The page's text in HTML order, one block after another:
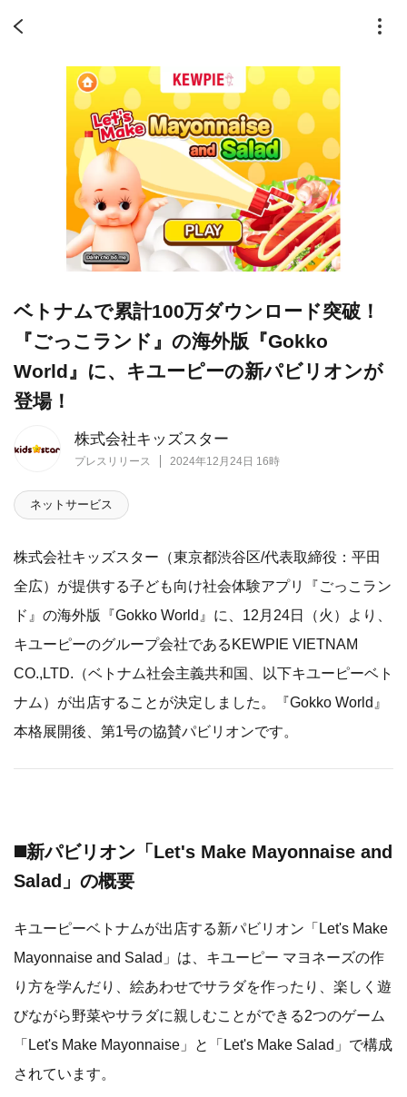
株式会社キッズスター
プレスリリース 2024年12月24日 16時
ベトナムで累計100万ダウンロード突破！
『ごっこランド』の海外版『Gokko
World』に、キユーピーの新パビリオンが
登場！
ネットサービス
株式会社キッズスター（東京都渋谷区/代表取締役：平田
全広）が提供する子ども向け社会体験アプリ『ごっこラン
ド』の海外版『Gokko World』に、12月24日（火）より、
キユーピーのグループ会社であるKEWPIE VIETNAM
CO.,LTD.（ベトナム社会主義共和国、以下キユーピーベト
ナム）が出店することが決定しました。『Gokko World』
本格展開後、第1号の協賛パビリオンです。
◼️新パビリオン「Let's Make Mayonnaise and
Salad」の概要
キユーピーベトナムが出店する新パビリオン「Let's Make
Mayonnaise and Salad」は、キユーピー マヨネーズの作
り方を学んだり、絵あわせでサラダを作ったり、楽しく遊
びながら野菜やサラダに親しむことができる2つのゲーム
「Let's Make Mayonnaise」と「Let's Make Salad」で構成
されています。